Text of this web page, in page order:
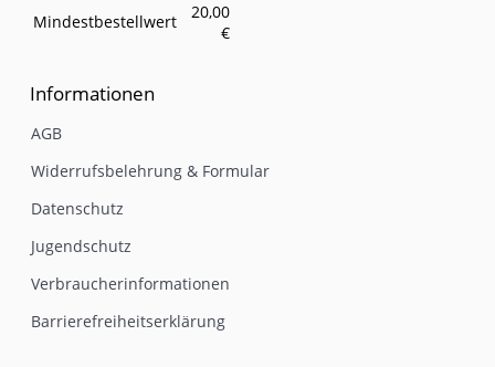
Mindestbestellwert
20,00
€
Informationen
AGB
Widerrufsbelehrung & Formular
Datenschutz
Jugendschutz
Verbraucherinformationen
Barrierefreiheitserklärung